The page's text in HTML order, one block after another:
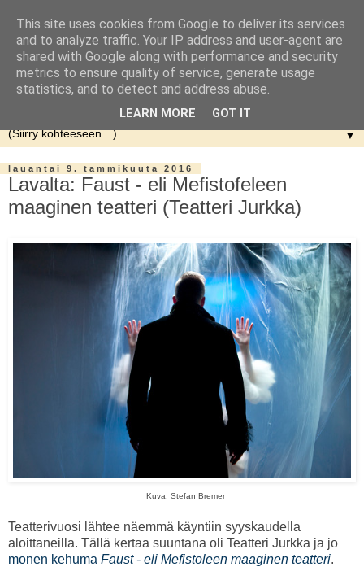
▼
lauantai 9. tammikuuta 2016
Lavalta: Faust - eli Mefistofeleen
maaginen teatteri (Teatteri Jurkka)
Kuva: Stefan Bremer
Teatterivuosi lähtee näemmä käyntiin syyskaudella
aloittaneilla. Tällä kertaa suuntana oli Teatteri Jurkka ja jo
monen kehuma Faust - eli Mefistoleen maaginen teatteri.
This site uses cookies from Google to deliver its services
and to analyze traffic. Your IP address and user-agent are
shared with Google along with performance and security
metrics to ensure quality of service, generate usage
statistics, and to detect and address abuse.
LEARN MORE GOT IT